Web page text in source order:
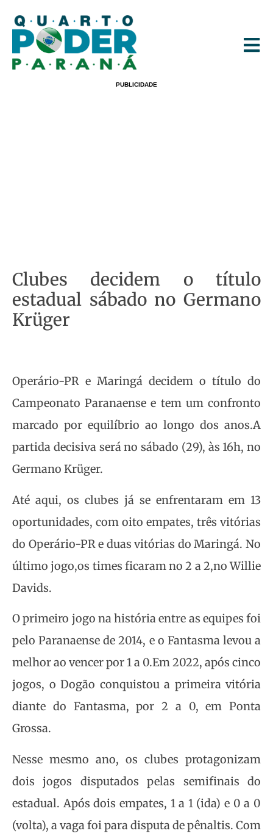
PUBLICIDADE
Clubes decidem o título
estadual sábado no Germano
Krüger
Operário-PR e Maringá decidem o título do
Campeonato Paranaense e tem um confronto
marcado por equilíbrio ao longo dos anos.A
partida decisiva será no sábado (29), às 16h, no
Germano Krüger.
Até aqui, os clubes já se enfrentaram em 13
oportunidades, com oito empates, três vitórias
do Operário-PR e duas vitórias do Maringá. No
último jogo,os times ficaram no 2 a 2,no Willie
Davids.
O primeiro jogo na história entre as equipes foi
pelo Paranaense de 2014, e o Fantasma levou a
melhor ao vencer por 1 a 0.Em 2022, após cinco
jogos, o Dogão conquistou a primeira vitória
diante do Fantasma, por 2 a 0, em Ponta
Grossa.
Nesse mesmo ano, os clubes protagonizam
dois jogos disputados pelas semifinais do
estadual. Após dois empates, 1 a 1 (ida) e 0 a 0
(volta), a vaga foi para disputa de pênaltis. Com